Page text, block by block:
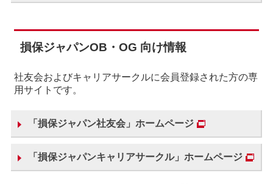
損保ジャパンOB・OG 向け情報
社友会およびキャリアサークルに会員登録された方の専
用サイトです。
「損保ジャパン社友会」ホームページ
「損保ジャパンキャリアサークル」ホームページ